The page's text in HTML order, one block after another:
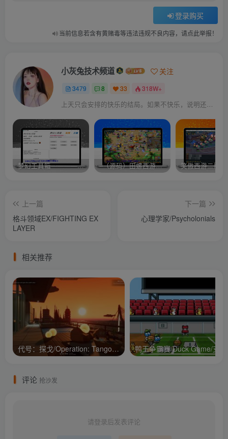
登录购买
当前信息若含有黄赌毒等违法违规不良内容，请点此举报！
小灰兔技术频道 关注
3479 8 33 318W+
上天只会安排的快乐的结局。如果不快乐，说明还不是最后结局
梦幻工具箱————-免费 –（源码）田螺西游9.0 假人摆摊18门派飞升渡劫化圣助战最新BB谛听…. 笑傲西游二版-
上一篇
格斗领域EX/FIGHTING EX
LAYER
下一篇
心理学家/Psycholonials
相关推荐
代号：探戈/Operation: Tango/支持网络联机
评论 抢沙发
请登录后发表评论